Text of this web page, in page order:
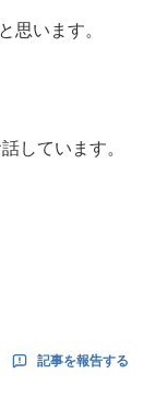
思います。
しています。
記事を報告する